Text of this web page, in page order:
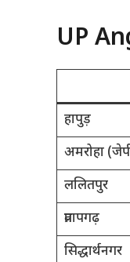
UP
हापुड़
अमरोहा
ललितपुर
प्रतापगढ़
सिद्धार्थनगर